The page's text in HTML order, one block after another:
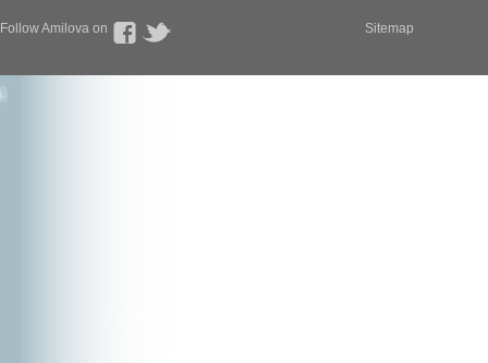
Follow Amilova on Sitemap